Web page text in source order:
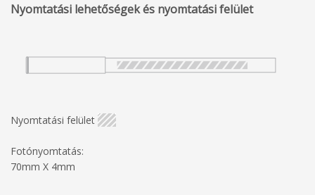
Nyomtatási lehetőségek és nyomtatási felület
Nyomtatási felület
Fotónyomtatás:
70mm X 4mm